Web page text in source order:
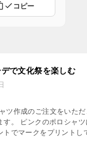
コピー
で文化祭を楽しむ
ツ作成のご注文をいただ
。 ピンクのポロシャツ
でマークをプリントし